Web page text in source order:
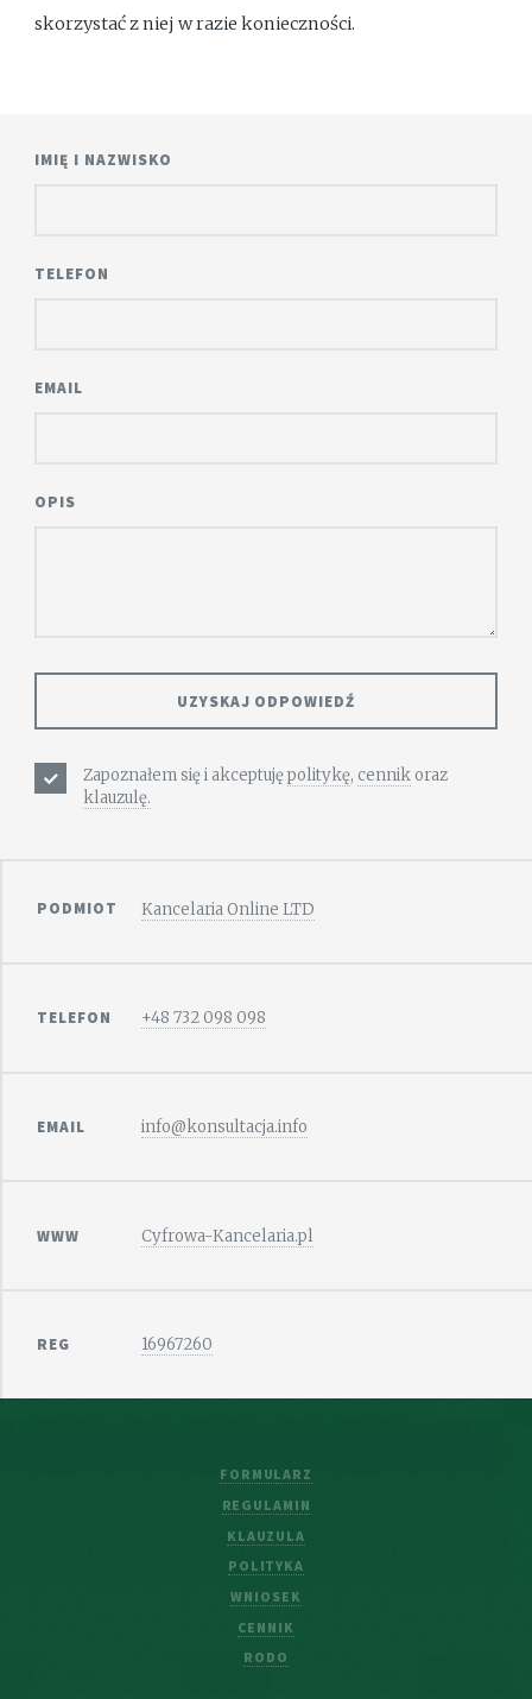
skorzystać z niej w razie konieczności.
IMIĘ I NAZWISKO
TELEFON
EMAIL
OPIS
Zapoznałem się i akceptujępolitykę, cennik oraz
klauzulę.
PODMIOT Kancelaria Online LTD
TELEFON +48 732 098 098
EMAIL info@konsultacja.info
WWW Cyfrowa-Kancelaria.pl
REG 16967260
FORMULARZ
REGULAMIN
KLAUZULA
POLITYKA
WNIOSEK
CENNIK
RODO